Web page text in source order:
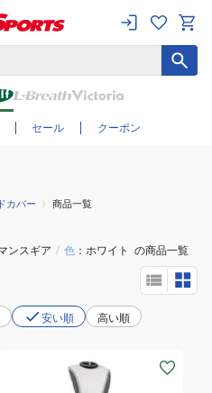
セール クーポン
に絞り込む
カバー 商品一覧
ンスギア / 色 ホワイト の商品一覧
安い順 高い順